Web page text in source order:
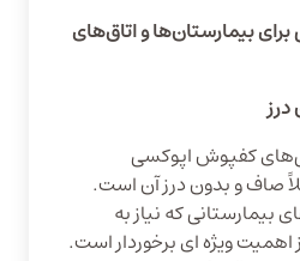
بیمارستان‌ها و اتاق‌های
کفپوش اپوکسی
صاف و بدون درز آن است.
بیمارستانی که نیاز به
اهمیت ویژه ای برخوردار است.